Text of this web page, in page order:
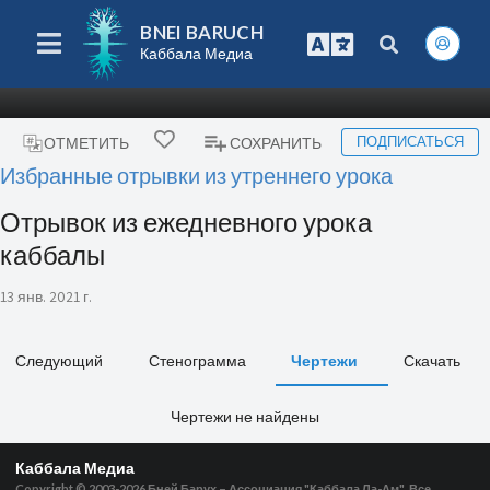
BNEI BARUCH
Каббала Медиа
ОТМЕТИТЬ СОХРАНИТЬ ПОДПИСАТЬСЯ
Избранные отрывки из утреннего урока
Отрывок из ежедневного урока
каббалы
13 янв. 2021 г.
Следующий Стенограмма Чертежи Скачать
Чертежи не найдены
Каббала Медиа